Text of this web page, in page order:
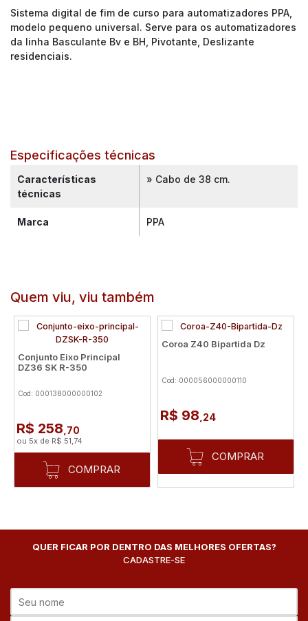
Sistema digital de fim de curso para automatizadores PPA,
modelo pequeno universal. Serve para os automatizadores
da linha Basculante Bv e BH, Pivotante, Deslizante
residenciais.
Especificações técnicas
Características
técnicas
» Cabo de 38 cm.
Marca PPA
Quem viu, viu também
Conjunto Eixo Principal
DZ36 SK R-350
Cod: 000138000000102
R$ 258 ,70
ou 5x de R$ 51,74
COMPRAR
Coroa Z40 Bipartida Dz
Cod: 000056000000110
R$ 98 ,24
COMPRAR
QUER FICAR POR DENTRO DAS MELHORES OFERTAS?
CADASTRE-SE